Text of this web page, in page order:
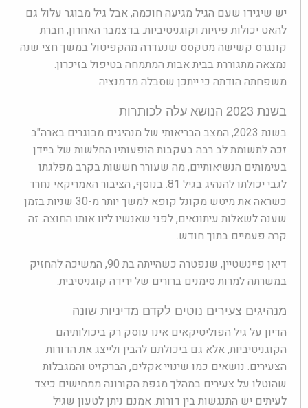
יש שיגידו שעם הגיל מגיעה חוכמה, אבל גיל מבוגר עלול גם
להאט יכולות פיזיות וקוגניטיביות. בדצמבר האחרון, חברת
קונגרס קשישה מטקסס שנעדרה מהקפיטול במשך חצי שנה
נמצאה מתגוררת בבית אבות המתמחה בטיפול בזיכרון.
משפחתה הודתה כי ייתכן שסבלה מדמנציה.
בשנת 2023 הנושא עלה לכותרות
בשנת 2023, המצב הבריאותי של מנהיגים מבוגרים בארה"ב
זכה לתשומת לב רבה בעקבות הופעותיו החלשות של ביידן
בעימותים הנשיאותיים, מה שעורר חששות בקרב מפלגתו
לגבי יכולתו להנהיג בגיל 81. בנוסף, הציבור האמריקאי נחרד
כשראה את מיטש מקונל קופא למשך יותר מ-30 שניות בזמן
שענה לשאלות עיתונאים, לפני שאנשיו ליוו אותו החוצה. זה
קרה פעמיים בתוך חודש.
דיאן פיינשטיין, שנפטרה כשהייתה בת 90, המשיכה להחזיק
במשרתה למרות סימנים ברורים של ירידה קוגניטיבית.
מנהיגים צעירים נוטים לקדם מדיניות שונה
הדיון על גיל הפוליטיקאים אינו עוסק רק ביכולותיהם
הקוגניטיביות, אלא גם ביכולתם להבין ולייצג את הדורות
הצעירים. נושאים כמו שינויי אקלים, הברקזיט והמגבלות
שהוטלו על צעירים במהלך מגפת הקורונה ממחישים כיצד
לעיתים יש התנגשות בין דורות. אמנם ניתן לטעון שגיל